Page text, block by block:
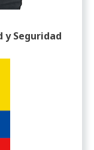
y Seguridad